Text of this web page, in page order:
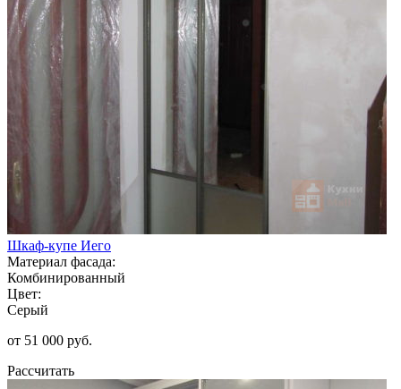
Шкаф-купе Иего
Материал фасада:
Комбинированный
Цвет:
Серый
от 51 000 руб.
Рассчитать